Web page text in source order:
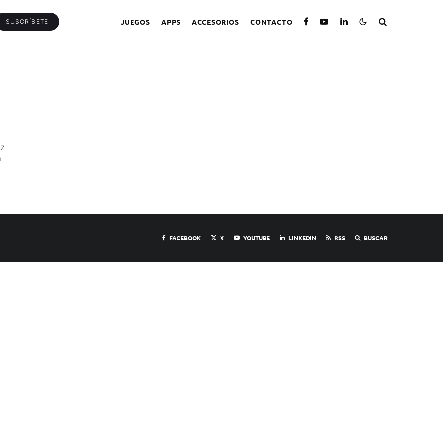
SUSCRÍBETE JUEGOS APPS ACCESORIOS CONTACTO
FACEBOOK X YOUTUBE LINKEDIN RSS BUSCAR